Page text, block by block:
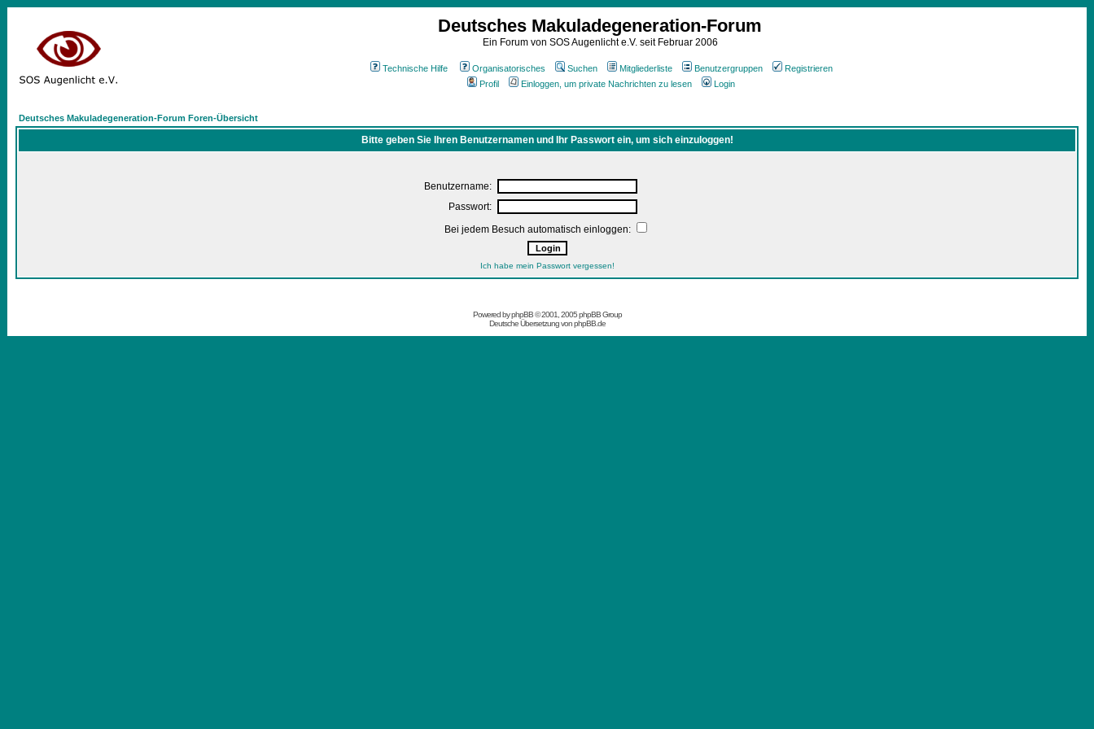
Deutsches Makuladegeneration-Forum
Ein Forum von SOS Augenlicht e.V. seit Februar 2006
Technische Hilfe Organisatorisches Suchen Mitgliederliste Benutzergruppen
Registrieren
Profil
Einloggen, um private Nachrichten zu lesen Login
Deutsches Makuladegeneration-Forum Foren-Übersicht
Bitte geben Sie Ihren Benutzernamen und Ihr Passwort ein, um sich einzuloggen!
Benutzername:
Passwort:
Bei jedem Besuch automatisch einloggen:
Ich habe mein Passwort vergessen!
Powered byphpBB© 2001, 2005 phpBB Group
Deutsche Übersetzung vonphpBB.de